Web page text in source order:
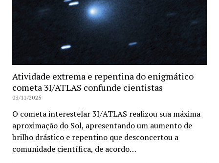
Atividade extrema e repentina do enigmático
cometa 3I/ATLAS confunde cientistas
03/11/2025
O cometa interestelar 3I/ATLAS realizou sua máxima
aproximação do Sol, apresentando um aumento de
brilho drástico e repentino que desconcertou a
comunidade científica, de acordo…